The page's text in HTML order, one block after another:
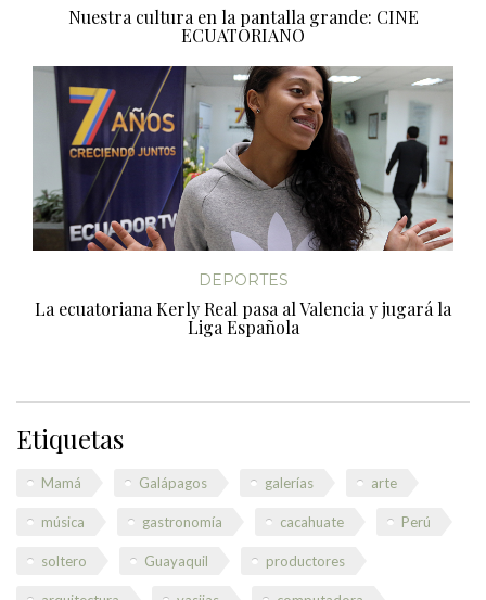
Nuestra cultura en la pantalla grande: CINE
ECUATORIANO
DEPORTES
La ecuatoriana Kerly Real pasa al Valencia y jugará la
Liga Española
Etiquetas
Mamá Galápagos galerías arte
música gastronomía cacahuate Perú
soltero Guayaquil productores